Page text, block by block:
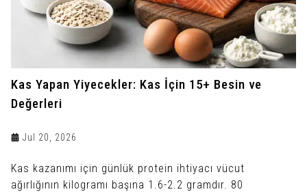
Kas Yapan Yiyecekler: Kas İçin 15+ Besin ve
Değerleri
Jul 20, 2026
Kas kazanımı için günlük protein ihtiyacı vücut
ağırlığının kilogramı başına 1.6-2.2 gramdır. 80